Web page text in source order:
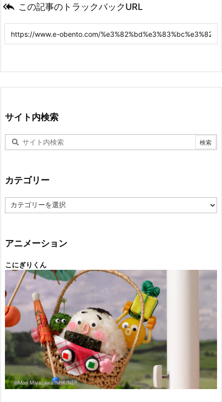
 この記事のトラックバックURL
サイト内検索
カテゴリー
テ
ー
アニメーション
こにぎりくん